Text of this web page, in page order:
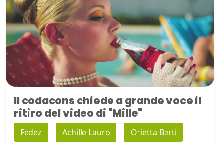
Il codacons chiede a grande voce il
ritiro del video di "Mille"
Fedez Achille Lauro Orietta Berti